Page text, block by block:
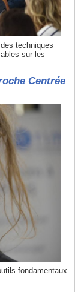
techniques
sur les
Centrée
fondamentaux